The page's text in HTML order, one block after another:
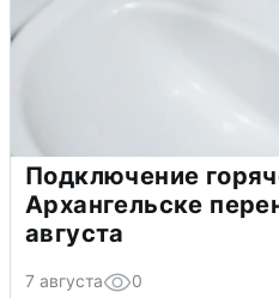
Подключение
Архангельске
августа
7 августа 0